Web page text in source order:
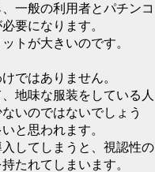
一般の利用者とパチンコ
要になります。
トが大きいのです。
ではありません。
地味な服装をしている人
いのではないでしょう
と思われます。
してしまうと、視認性の
たれてしまいます。